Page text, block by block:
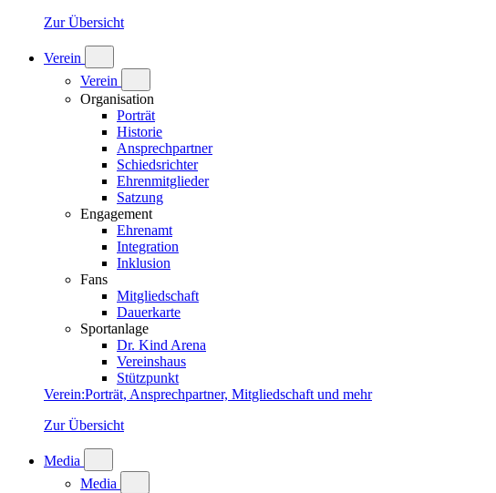
Zur Übersicht
Verein
Verein
Organisation
Porträt
Historie
Ansprechpartner
Schiedsrichter
Ehrenmitglieder
Satzung
Engagement
Ehrenamt
Integration
Inklusion
Fans
Mitgliedschaft
Dauerkarte
Sportanlage
Dr. Kind Arena
Vereinshaus
Stützpunkt
Verein:Porträt, Ansprechpartner, Mitgliedschaft und mehr
Zur Übersicht
Media
Media